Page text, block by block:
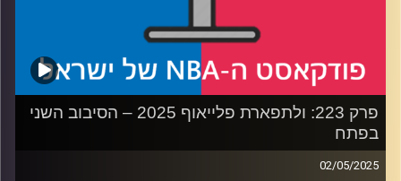
פרק 223: ולתפארת פלייאוף 2025 – הסיבוב השני
בפתח
02/05/2025